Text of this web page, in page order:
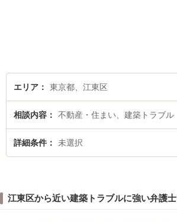
に」対応。
エリア
東京都、江東区
相談内容 不動産・住まい、建築トラブル
詳細条件 未選択
江東区から近い建築トラブルに強い弁護士